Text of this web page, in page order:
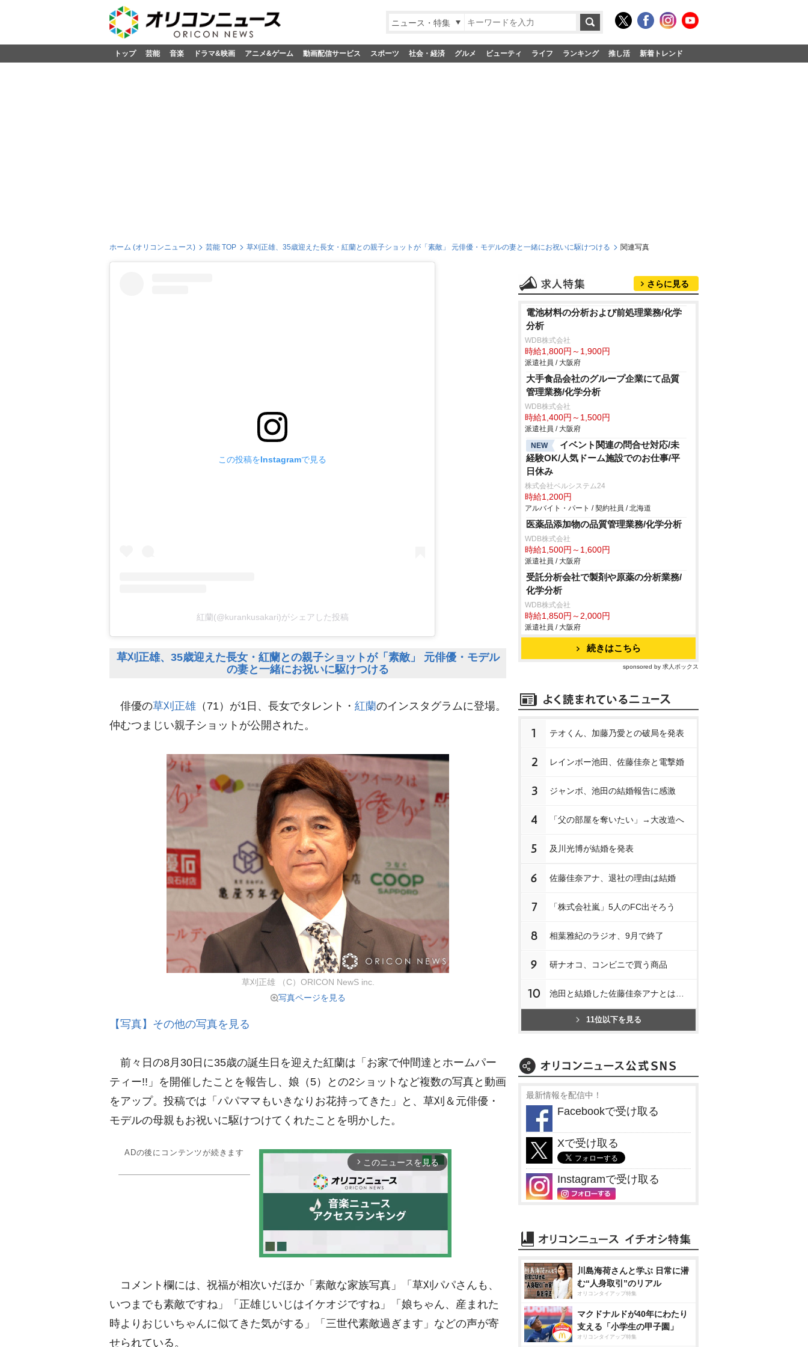
ニュース・特集
トップ 芸能 音楽 ドラマ&映画 アニメ&ゲーム 動画配信サービス スポーツ 社会・経済 グルメ ビューティ ライフ ランキング 推し活 新着トレンド
ホーム (オリコンニュース) 芸能 TOP 草刈正雄、35歳迎えた長女・紅蘭との親子ショットが「素敵」 元俳優・モデルの妻と一緒にお祝いに駆けつける 関連写真
この投稿をInstagramで見る
紅蘭(@kurankusakari)がシェアした投稿
草刈正雄、35歳迎えた長女・紅蘭との親子ショットが「素敵」 元俳優・モデル
の妻と一緒にお祝いに駆けつける
俳優の草刈正雄 （71）が1日、長女でタレント・ 紅蘭のインスタグラムに登場。
仲むつまじい親子ショットが公開された。
草刈正雄 （C）ORICON NewS inc.
写真ページを見る
【写真】その他の写真を見る
前々日の8月30日に35歳の誕生日を迎えた紅蘭は「お家で仲間達とホームパー
ティー!!」を開催したことを報告し、娘（5）との2ショットなど複数の写真と動画
をアップ。投稿では「パパママもいきなりお花持ってきた」と、草刈＆元俳優・
モデルの母親もお祝いに駆けつけてくれたことを明かした。
ADの後にコンテンツが続きます
arrow_forward_ios このニュースを見る
M
u
コメント欄には、祝福が相次いだほか「素敵な家族写真」「草刈パパさんも、
いつまでも素敵ですね」「正雄じいじはイケオジですね」「娘ちゃん、産まれた
時よりおじいちゃんに似てきた気がする」「三世代素敵過ぎます」などの声が寄
せられている。
さらに見る
電池材料の分析および前処理業務/化学
分析
WDB株式会社
時給1,800円～1,900円
派遣社員 / 大阪府
大手食品会社のグループ企業にて品質
管理業務/化学分析
WDB株式会社
時給1,400円～1,500円
派遣社員 / 大阪府
NEW
イベント関連の問合せ対応/未
経験OK/人気ドーム施設でのお仕事/平
日休み
株式会社ベルシステム24
時給1,200円
アルバイト・パート / 契約社員 / 北海道
医薬品添加物の品質管理業務/化学分析
WDB株式会社
時給1,500円～1,600円
派遣社員 / 大阪府
受託分析会社で製剤や原薬の分析業務/
化学分析
WDB株式会社
時給1,850円～2,000円
派遣社員 / 大阪府
続きはこちら
sponsored by 求人ボックス
1 テオくん、加藤乃愛との破局を発表
2 レインボー池田、佐藤佳奈と電撃婚
3 ジャンボ、池田の結婚報告に感激
4 「父の部屋を奪いたい」→大改造へ
5 及川光博が結婚を発表
6 佐藤佳奈アナ、退社の理由は結婚
7 「株式会社嵐」5人のFC出そろう
8 相葉雅紀のラジオ、9月で終了
9 研ナオコ、コンビニで買う商品
10 池田と結婚した佐藤佳奈アナとは…
11位以下を見る
最新情報を配信中！
Facebookで受け取る
Xで受け取る
Instagramで受け取る
川島海荷さんと学ぶ 日常に潜
む“人身取引”のリアル
オリコンタイアップ特集
マクドナルドが40年にわたり
支える「小学生の甲子園」
オリコンタイアップ特集